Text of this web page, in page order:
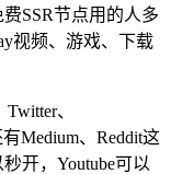
SSR节点用的人多
视频、游戏、下载
、
Medium、Reddit这
开，Youtube可以